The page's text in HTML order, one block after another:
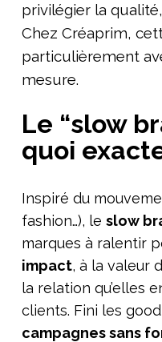
privilégier la
Chez Créaprim,
particulièrement
mesure.
Le “slow
quoi
Inspiré du
fashion…), le slow
marques à ralentir
impact, à la valeur
la relation qu’elles
clients. Fini les
campagnes sans